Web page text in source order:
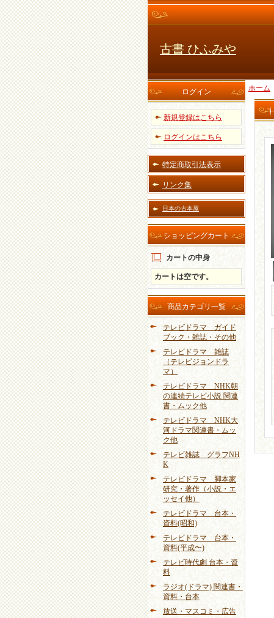
古書 ひふみや
ログイン
新規登録はこちら
ログインはこちら
特定商取引法表示
リンク集
日本の古本屋
ショッピングカート
カートの中身
カートは空です。
商品カテゴリ一覧
テレビドラマ ガイド
ブック・雑誌・その他
テレビドラマ 雑誌
（テレビジョンドラ
マ）
テレビドラマ NHK朝
の連続テレビ小説 関連
書・ムック他
テレビドラマ NHK大
河ドラマ関連書・ムッ
ク他
テレビ雑誌 グラフNH
K
テレビドラマ 脚本家
研究・著作（小説・エ
ッセイ他）
テレビドラマ 台本・
資料(昭和)
テレビドラマ 台本・
資料(平成〜)
テレビ時代劇 台本・資
料
ラジオ(ドラマ) 関連書・
資料・台本
放送・マスコミ・広告
ホーム